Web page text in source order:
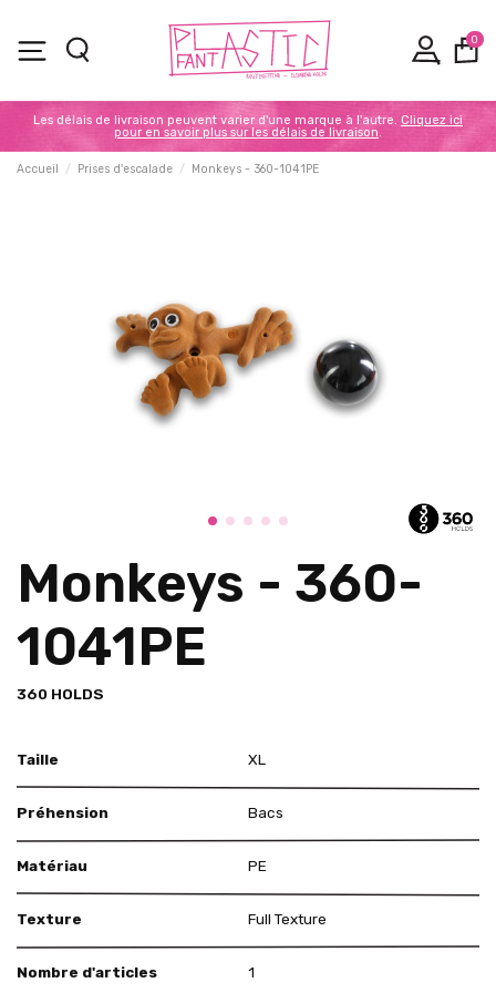
0
Les délais de livraison peuvent varier d'une marque à l'autre. Cliquez ici
pour en savoir plus sur les délais de livraison.
Accueil Prises d'escalade Monkeys - 360-1041PE
Monkeys - 360-
1041PE
360 HOLDS
Taille XL
Préhension Bacs
Matériau PE
Texture Full Texture
Nombre d'articles 1